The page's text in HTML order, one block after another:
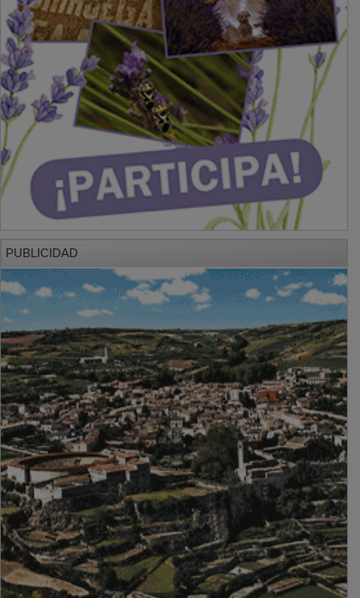
PUBLICIDAD